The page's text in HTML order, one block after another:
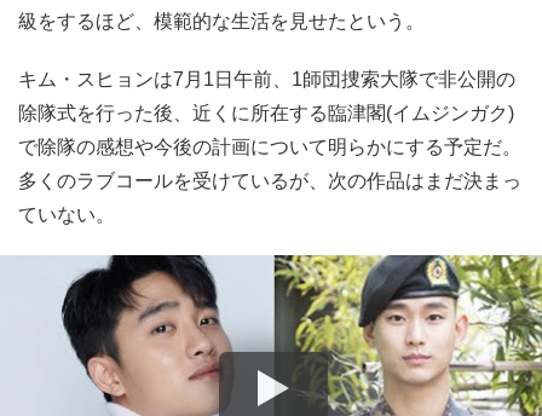
級をするほど、模範的な生活を見せたという。
キム・スヒョンは7月1日午前、1師団捜索大隊で非公開の
除隊式を行った後、近くに所在する臨津閣(イムジンガク)
で除隊の感想や今後の計画について明らかにする予定だ。
多くのラブコールを受けているが、次の作品はまだ決まっ
ていない。